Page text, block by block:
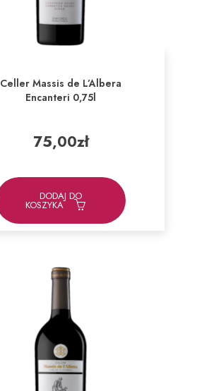
Celler Massis de L’Albera
Encanteri 0,75l
75,00zł
DODAJ DO
KOSZYKA